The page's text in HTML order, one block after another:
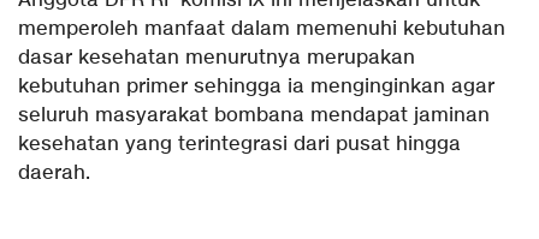
memperoleh manfaat dalam memenuhi kebutuhan
dasar kesehatan menurutnya merupakan
kebutuhan primer sehingga ia menginginkan agar
seluruh masyarakat bombana mendapat jaminan
kesehatan yang terintegrasi dari pusat hingga
daerah.